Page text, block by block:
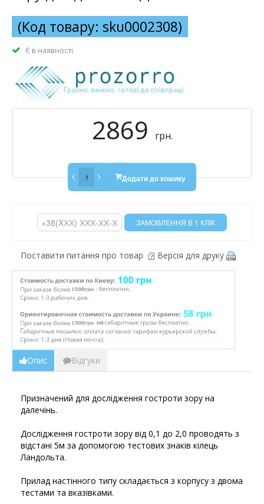
(Код товару: sku0002308)
Є в наявності
2869 грн.
Додати до кошику
Поставити питання про товар Версія для друку
Опис Відгуки
Призначений для дослідження гостроти зору на
далечінь.
Дослідження гостроти зору від 0,1 до 2,0 проводять з
відстані 5м за допомогою тестових знаків кілець
Ландольта.
Прилад настінного типу складається з корпусу з двома
тестами та вказівками.